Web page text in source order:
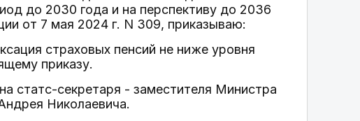
до 2030 года и на перспективу до 2036
от 7 мая 2024 г. N 309, приказываю:
страховых пенсий не ниже уровня
приказу.
статс-секретаря - заместителя Министра
Николаевича.